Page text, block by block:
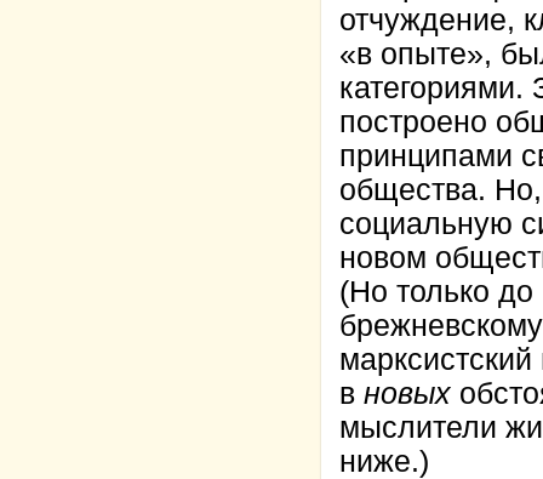
отчуждение,
«в опыте»,
категориями.
построено
принципами
общества.
социальную
новом
(Но только
в новых
мыслители
ниже.)